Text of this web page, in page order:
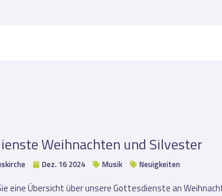
Weihnachten und Silvester
Dez. 16 2024 Musik Neuigkeiten
eine Übersicht über unsere Gottesdienste an